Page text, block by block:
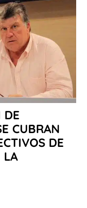
DE
CUBRAN
DE
LA